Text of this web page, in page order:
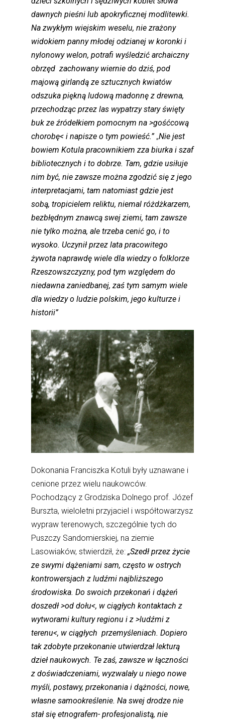
dawnych pieśni lub apokryficznej modlitewki.
Na zwykłym wiejskim weselu, nie zrażony
widokiem panny młodej odzianej w koronki i
nylonowy welon, potrafi wyśledzić archaiczny
obrzęd zachowany wiernie do dziś, pod
majową girlandą ze sztucznych kwiatów
odszuka piękną ludową madonnę z drewna,
przechodząc przez las wypatrzy stary święty
buk ze źródełkiem pomocnym na >gośćcową
chorobę< i napisze o tym powieść.” „Nie jest
bowiem Kotula pracownikiem zza biurka i szaf
bibliotecznych i to dobrze. Tam, gdzie usiłuje
nim być, nie zawsze można zgodzić się z jego
interpretacjami, tam natomiast gdzie jest
sobą, tropicielem reliktu, niemal różdżkarzem,
bezbłędnym znawcą swej ziemi, tam zawsze
nie tylko można, ale trzeba cenić go, i to
wysoko. Uczynił przez lata pracowitego
żywota naprawdę wiele dla wiedzy o folklorze
Rzeszowszczyzny, pod tym względem do
niedawna zaniedbanej, zaś tym samym wiele
dla wiedzy o ludzie polskim, jego kulturze i
historii”
Dokonania Franciszka Kotuli były uznawane i
cenione przez wielu naukowców.
Pochodzący z Grodziska Dolnego prof. Józef
Burszta, wieloletni przyjaciel i współtowarzysz
wypraw terenowych, szczególnie tych do
Puszczy Sandomierskiej, na ziemie
Lasowiaków, stwierdził, że:„Szedł przez życie
ze swymi dążeniami sam, często w ostrych
kontrowersjach z ludźmi najbliższego
środowiska. Do swoich przekonań i dążeń
doszedł >od dołu<, w ciągłych kontaktach z
wytworami kultury regionu i z >ludźmi z
terenu<, w ciągłych przemyśleniach. Dopiero
tak zdobyte przekonanie utwierdzał lekturą
dzieł naukowych. Te zaś, zawsze w łączności
z doświadczeniami, wyzwalały u niego nowe
myśli, postawy, przekonania i dążności, nowe,
własne samookreślenie. Na swej drodze nie
stał się etnografem- profesjonalistą, nie